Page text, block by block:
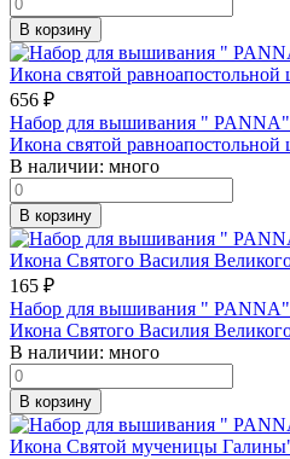
В корзину
656 ₽
Набор для вышивания "
Икона святой
В наличии: много
В корзину
165 ₽
Набор для вышивания "
Икона Святого Василия
В наличии: много
В корзину